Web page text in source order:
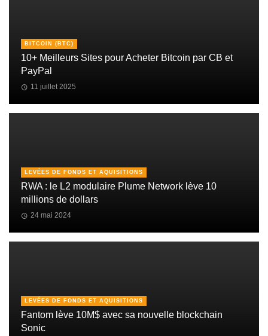
BITCOIN (BTC)
10+ Meilleurs Sites pour Acheter Bitcoin par CB et
PayPal
11 juillet 2025
LEVÉES DE FONDS ET AQUISITIONS
RWA : le L2 modulaire Plume Network lève 10
millions de dollars
24 mai 2024
LEVÉES DE FONDS ET AQUISITIONS
Fantom lève 10M$ avec sa nouvelle blockchain
Sonic